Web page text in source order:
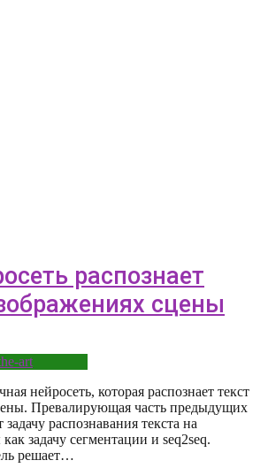
распознает
сцены
art
нейросеть, которая распознает текст
Превалирующая часть предыдущих
задачу распознавания текста на
задачу сегментации и seq2seq.
решает…